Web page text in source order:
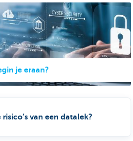
je eraan?
van een datalek?